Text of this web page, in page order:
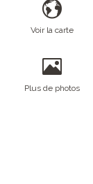
Voir la carte
Plus de photos